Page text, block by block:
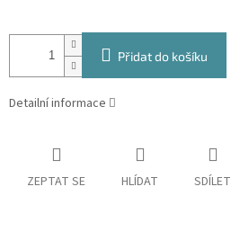
Přidat do košíku
Detailní informace
ZEPTAT SE HLÍDAT SDÍLET